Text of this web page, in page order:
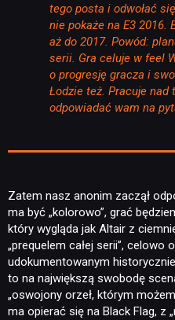
tego posta i odwołać
nie pokaże na E3
aż do 2017. Powód:
serii. Gra celuje w feel
o progresję gracza i
Łodzie też. Pracuje nad
odpowiadać wam na
Zatem nasz anonim zaczął
ma być „kolorowo”, grać
który wygląda jak Altair z
„prequelem całej serii”, celowo
udokumentowanym
to na największą swobodę
„oswojony orzeł, którym
ma opierać się na Black Flag, z